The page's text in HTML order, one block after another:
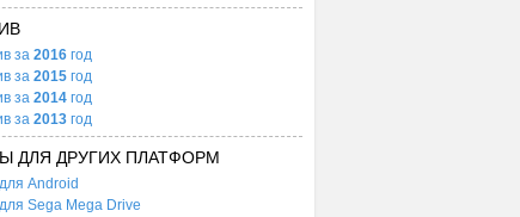
за 2016 год
за 2015 год
за 2014 год
за 2013 год
ДЛЯ ДРУГИХ ПЛАТФОРМ
Android
Sega Mega Drive